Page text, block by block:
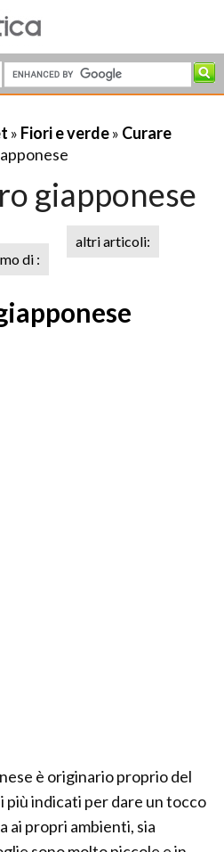
» Fiori e verde» Curare
giapponese
di :
altri articoli:
è originario proprio del
più indicati per dare un tocco
ai propri ambienti, sia